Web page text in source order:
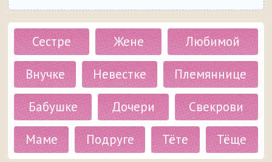
Сестре Жене
Любимой
Внучке
Невестке
Племяннице
Бабушке
Дочери
Свекрови
Маме
Подруге Тёте Тёще